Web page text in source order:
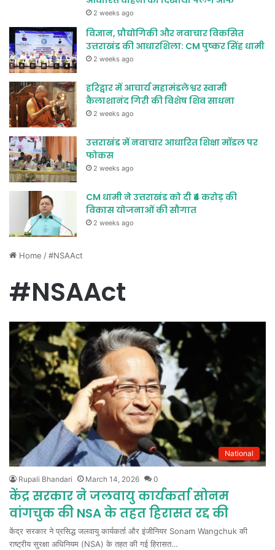
Home /#NSAAct
#NSAAct
National
Rupali Bhandari March 14, 2026 0
केंद्र सरकार ने जलवायु कार्यकर्ता सोनम
वांगचुक की NSA के तहत हिरासत रद्द की
केंद्र सरकार ने प्रसिद्ध जलवायु कार्यकर्ता और इंजीनियर Sonam Wangchuk की
राष्ट्रीय सुरक्षा अधिनियम (NSA) के तहत की गई हिरासत…
2 weeks ago
विज्ञान, प्रौद्योगिकी और नवाचार विकसित
उत्तराखंड की आधारशिला: CM पुष्कर सिंह धामी
2 weeks ago
हरिद्वार में आचार्य महामंडलेश्वर स्वामी
कैलाशानंद गिरी की विशेष शिव साधना
2 weeks ago
उत्तराखंड में नवाचार आधारित शिक्षा मॉडल पर
फोकस
2 weeks ago
CM धामी ने उत्तराखंड को दी ₹4 करोड़ की
विकास योजनाओं की सौगात
2 weeks ago